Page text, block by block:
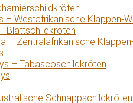
– Westafrikanische Klappen-
Blattschildkröten
– Zentralafrikanische
– Tabascoschildkröten
Schnappschildkröten